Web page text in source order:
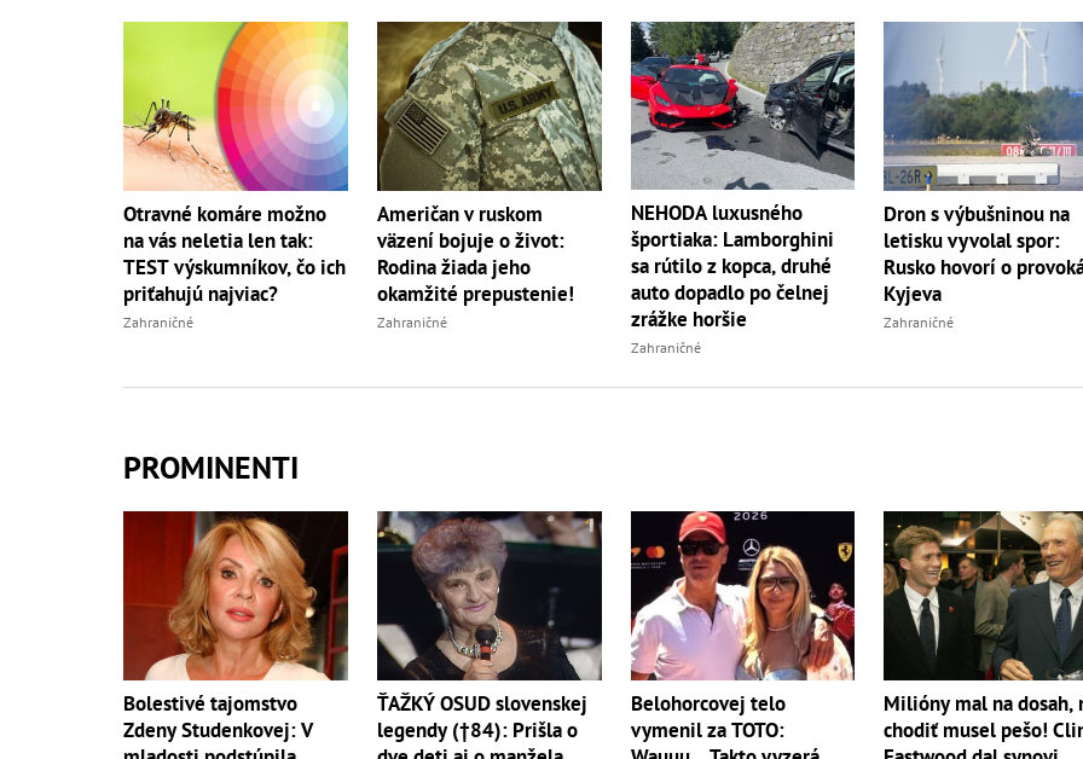
Otravné komáre možno
na vás neletia len tak:
TEST výskumníkov, čo ich
priťahujú najviac?
Zahraničné
Američan v ruskom
väzení bojuje o život:
Rodina žiada jeho
okamžité prepustenie!
Zahraničné
NEHODA luxusného
športiaka: Lamborghini
sa rútilo z kopca, druhé
auto dopadlo po čelnej
zrážke horšie
Zahraničné
Dron s výbušninou na
letisku vyvolal spor:
Rusko hovorí o
Kyjeva
Zahraničné
PROMINENTI
Bolestivé tajomstvo
Zdeny Studenkovej: V
ŤAŽKÝ OSUD slovenskej
legendy (†84): Prišla o
Belohorcovej telo
vymenil za TOTO:
Milióny mal na dosah,
chodiť musel pešo!